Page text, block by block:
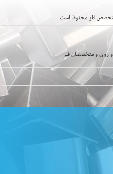
و روی و متخصصان فلز